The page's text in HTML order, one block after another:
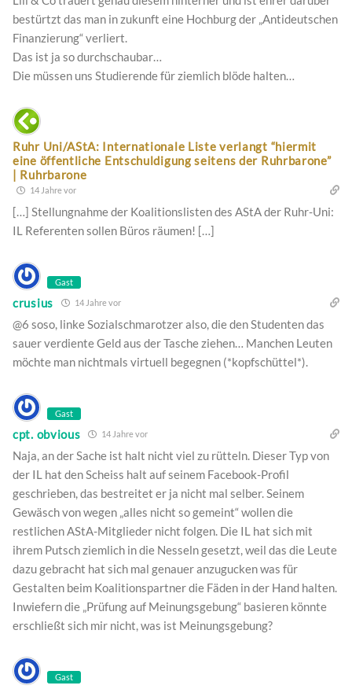
bestürtzt das man in zukunft eine Hochburg der „Antideutschen
Finanzierung“ verliert.
Das ist ja so durchschaubar…
Die müssen uns Studierende für ziemlich blöde halten…
Ruhr Uni/AStA: Internationale Liste verlangt “hiermit
eine öffentliche Entschuldigung seitens der Ruhrbarone”
| Ruhrbarone
14 Jahre vor
[…] Stellungnahme der Koalitionslisten des AStA der Ruhr-Uni:
IL Referenten sollen Büros räumen! […]
Gast
crusius 14 Jahre vor
@6 soso, linke Sozialschmarotzer also, die den Studenten das
sauer verdiente Geld aus der Tasche ziehen… Manchen Leuten
möchte man nichtmals virtuell begegnen (*kopfschüttel*).
Gast
cpt. obvious 14 Jahre vor
Naja, an der Sache ist halt nicht viel zu rütteln. Dieser Typ von
der IL hat den Scheiss halt auf seinem Facebook-Profil
geschrieben, das bestreitet er ja nicht mal selber. Seinem
Gewäsch von wegen „alles nicht so gemeint“ wollen die
restlichen AStA-Mitglieder nicht folgen. Die IL hat sich mit
ihrem Putsch ziemlich in die Nesseln gesetzt, weil das die Leute
dazu gebracht hat sich mal genauer anzugucken was für
Gestalten beim Koalitionspartner die Fäden in der Hand halten.
Inwiefern die „Prüfung auf Meinungsgebung“ basieren könnte
erschließt sich mir nicht, was ist Meinungsgebung?
Gast